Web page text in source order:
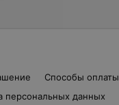
Способы оплаты
персональных данных